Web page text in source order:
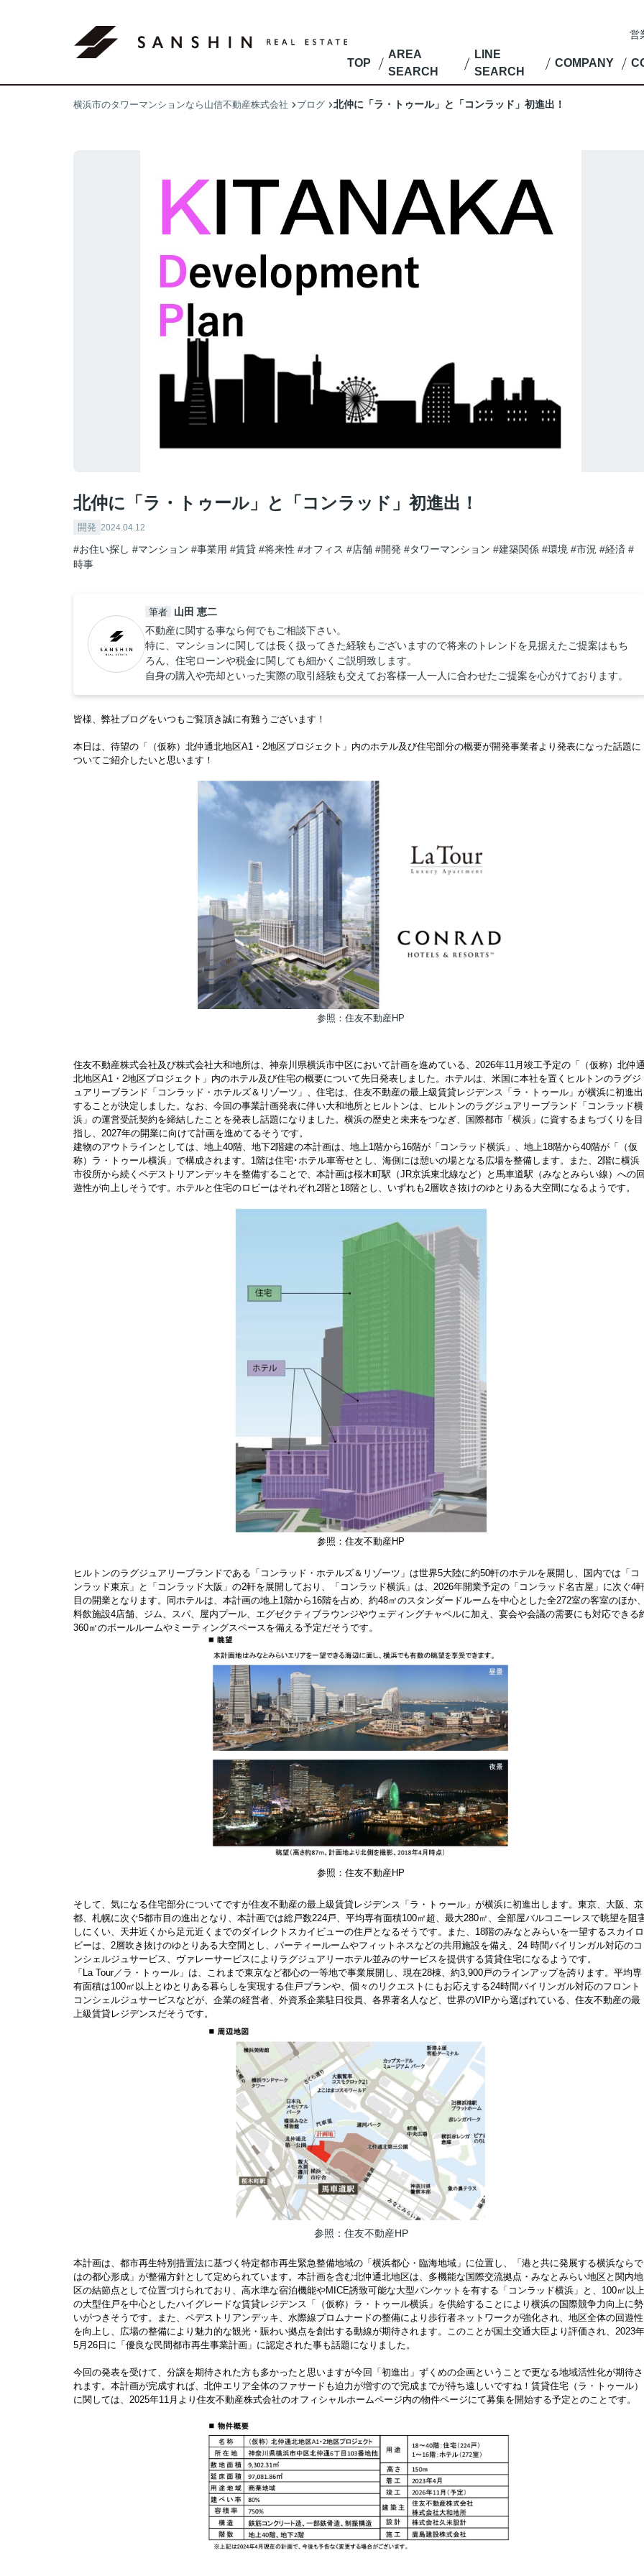
営
TOP
AREA
SEARCH
LINE
SEARCH
COMPANY
横浜市のタワーマンションなら山信不動産株式会社 ブログ 北仲に「ラ・トゥール」と「コンラッド」初進出！
北仲に「ラ・トゥール」と「コンラッド」初進出！
開発 2024.04.12
#お住い探し #マンション #事業用 #賃貸 #将来性 #オフィス #店舗 #開発 #タワーマンション #建築関係 #環境 #市況 #経済 #
時事
筆者
山田 恵二
不動産に関する事なら何でもご相談下さい。
特に、マンションに関しては長く扱ってきた経験もございますので将来のトレンドを見据えたご提案はもち
ろん、住宅ローンや税金に関しても細かくご説明致します。
自身の購入や売却といった実際の取引経験も交えてお客様一人一人に合わせたご提案を心がけております。
皆様、弊社ブログをいつもご覧頂き誠に有難うございます！
本日は、待望の「 （仮称）北仲通北地区A1・2地区プロジェクト 」内のホテル及び住宅部分の概要が開発事業者より発表になった話題に
ついてご紹介したいと思います！
参照：住友不動産HP
住友不動産株式会社及び株式会社大和地所は、神奈川県横浜市中区において計画を進めている、2026年11月竣工予定の「（仮称）北仲
北地区A1・2地区プロジェクト」内のホテル及び住宅の概要について先日発表しました。ホテルは、米国に本社を置くヒルトンのラグジ
ュアリーブランド「コンラッド・ホテルズ＆リゾーツ」、住宅は、住友不動産の最上級賃貸レジデンス「ラ・トゥール」が横浜に初進出
することが決定しました。なお、今回の事業計画発表に伴い大和地所とヒルトンは、ヒルトンのラグジュアリーブランド「コンラッド横
浜」の運営受託契約を締結したことを発表し話題になりました。横浜の歴史と未来をつなぎ、国際都市「横浜」に資するまちづくりを目
指し、2027年の開業に向けて計画を進めてるそうです。
建物のアウトラインとしては、地上40階、地下2階建の本計画は、地上1階から16階が「コンラッド横浜」、地上18階から40階が「（仮
称）ラ・トゥール横浜」で構成されます。1階は住宅･ホテル車寄せとし、海側には憩いの場となる広場を整備します。また、2階に横浜
市役所から続くペデストリアンデッキを整備することで、本計画は桜木町駅（JR京浜東北線など）と馬車道駅（みなとみらい線）への
遊性が向上しそうです。ホテルと住宅のロビーはそれぞれ2階と18階とし、いずれも2層吹き抜けのゆとりある大空間になるようです。
参照：住友不動産HP
ヒルトンのラグジュアリーブランドである「コンラッド・ホテルズ＆リゾーツ」は世界5大陸に約50軒のホテルを展開し、国内では「コ
ンラッド東京」と「コンラッド大阪」の2軒を展開しており、「コンラッド横浜」は、2026年開業予定の「コンラッド名古屋」に次ぐ4
目の開業となります。同ホテルは、本計画の地上1階から16階を占め、約48㎡のスタンダードルームを中心とした全272室の客室のほか
料飲施設4店舗、ジム、スパ、屋内プール、エグゼクティブラウンジやウェディングチャペルに加え、宴会や会議の需要にも対応できる
360㎡のボールルームやミーティングスペースを備える予定だそうです。
参照：住友不動産HP
そして、気になる住宅部分についてですが住友不動産の最上級賃貸レジデンス「ラ・トゥール」が横浜に初進出します。東京、大阪、京
都、札幌に次ぐ5都市目の進出となり、本計画では総戸数224戸、平均専有面積100㎡超、最大280㎡、全部屋バルコニーレスで眺望を阻
しにくい、天井近くから足元近くまでのダイレクトスカイビューの住戸となるそうです。また、18階のみなとみらいを一望するスカイロ
ビーは、2層吹き抜けのゆとりある大空間とし、パーティールームやフィットネスなどの共用施設を備え、24 時間バイリンガル対応のコ
ンシェルジュサービス、ヴァレーサービスによりラグジュアリーホテル並みのサービスを提供する賃貸住宅になるようです。
「La Tour／ラ・トゥール」は、これまで東京など都心の一等地で事業展開し、現在28棟、約3,900戸のラインアップを誇ります。平均専
有面積は100㎡以上とゆとりある暮らしを実現する住戸プランや、個々のリクエストにもお応えする24時間バイリンガル対応のフロント
コンシェルジュサービスなどが、企業の経営者、外資系企業駐日役員、各界著名人など、世界のVIPから選ばれている、住友不動産の最
上級賃貸レジデンスだそうです。
参照：住友不動産HP
本計画は、都市再生特別措置法に基づく特定都市再生緊急整備地域の「横浜都心・臨海地域」に位置し、「港と共に発展する横浜ならで
はの都心形成」が整備方針として定められています。本計画を含む北仲通北地区は、多機能な国際交流拠点・みなとみらい地区と関内地
区の結節点として位置づけられており、高水準な宿泊機能やMICE誘致可能な大型バンケットを有する「コンラッド横浜」と、100㎡以上
の大型住戸を中心としたハイグレードな賃貸レジデンス「（仮称）ラ・トゥール横浜」を供給することにより横浜の国際競争力向上に勢
いがつきそうです。また、ペデストリアンデッキ、水際線プロムナードの整備により歩行者ネットワークが強化され、地区全体の回遊性
を向上し、広場の整備により魅力的な観光・賑わい拠点を創出する動線が期待されます。このことが国土交通大臣より評価され、2023年
5月26日に「優良な民間都市再生事業計画」に認定された事も話題になりました。
今回の発表を受けて、分譲を期待された方も多かったと思いますが今回「初進出」ずくめの企画ということで更なる地域活性化が期待さ
れます。本計画が完成すれば、北仲エリア全体のファサードも迫力が増すので完成までが待ち遠しいですね！賃貸住宅（ ラ・トゥール）
に関しては、2025年11月より住友不動産株式会社のオフィシャルホームページ内の物件ページにて募集を開始する予定とのことです。